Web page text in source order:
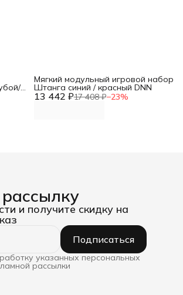
13 442 ₽17 408 ₽−23%
Мягкий модульный игровой набор
Штанга синий / красный DNN
и получите скидку на
Подписаться
указанных персональных
рассылки